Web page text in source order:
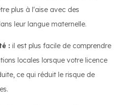
plus à l'aise avec des
leur langue maternelle.
: il est plus facile de comprendre
locales lorsque votre licence
ce qui réduit le risque de